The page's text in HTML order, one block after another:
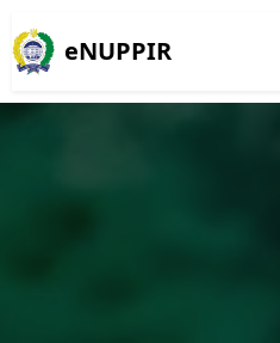
eNUPPIR